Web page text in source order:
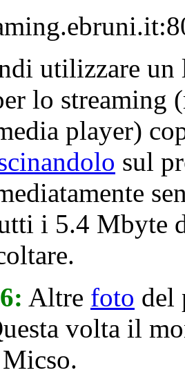
utilizzare
lo streaming
player)
sul
i 5.4 Mbyte
Altre foto del
volta il